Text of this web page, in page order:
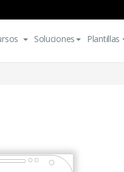
Soluciones Plantillas